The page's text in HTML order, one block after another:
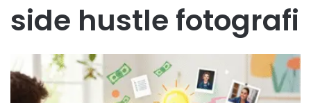
side hustle fotografi